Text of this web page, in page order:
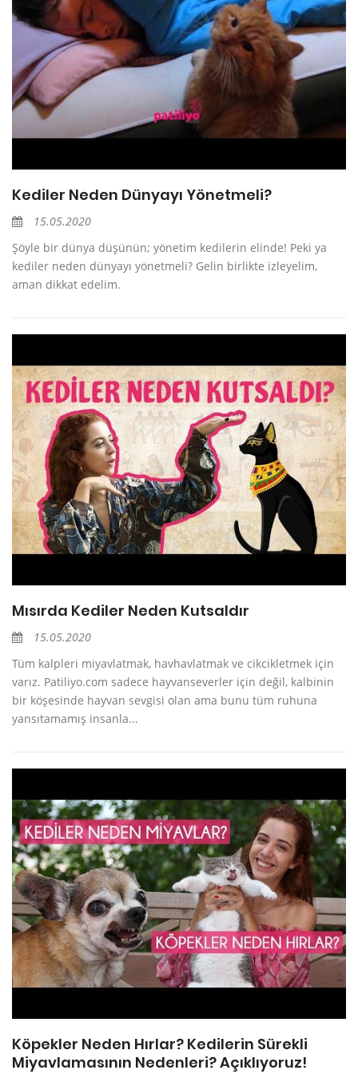
Kediler Neden Dünyayı Yönetmeli?
15.05.2020
Şöyle bir dünya düşünün; yönetim kedilerin elinde! Peki ya
kediler neden dünyayı yönetmeli? Gelin birlikte izleyelim,
aman dikkat edelim.
Mısırda Kediler Neden Kutsaldır
15.05.2020
Tüm kalpleri miyavlatmak, havhavlatmak ve cikcikletmek için
varız. Patiliyo.com sadece hayvanseverler için değil, kalbinin
bir köşesinde hayvan sevgisi olan ama bunu tüm ruhuna
yansıtamamış insanla...
Köpekler Neden Hırlar? Kedilerin Sürekli
Miyavlamasının Nedenleri? Açıklıyoruz!